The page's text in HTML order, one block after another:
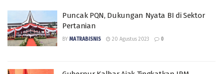
Puncak PQN, Dukungan Nyata BI di Sektor
Pertanian
BY MATRABISNIS 20 Agustus 2023 0